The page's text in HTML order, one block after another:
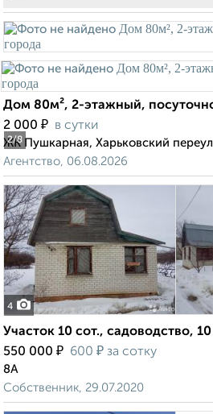
2/8
Дом 80м², 2-этажный,
2 000 ₽ в сутки
ЖК Пушкарная, Харьковский
Агентство, 06.08.2026
4
Участок 10 сот., садоводство,
550 000 ₽ 600 ₽ за сотку
8А
Собственник, 29.07.2020